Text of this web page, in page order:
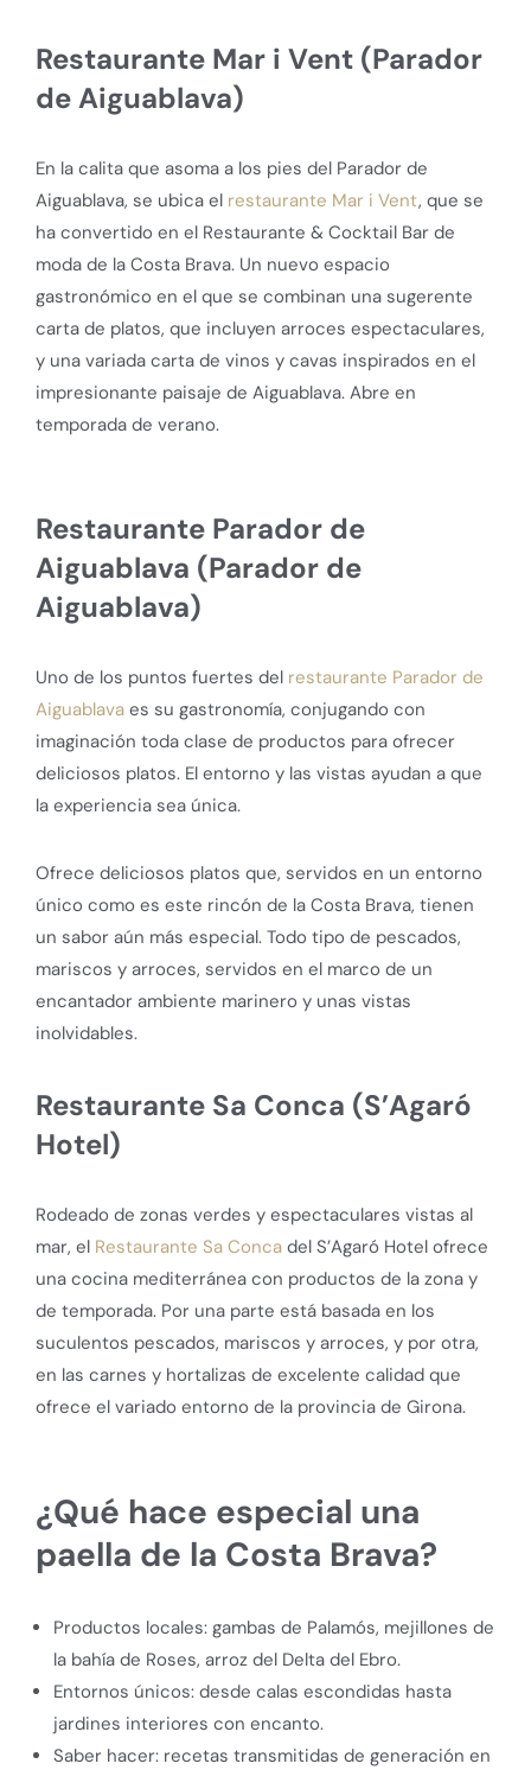
Restaurante Mar i Vent (Parador
de Aiguablava)
En la calita que asoma a los pies del Parador de
Aiguablava, se ubica el restaurante Mar i Vent, que se
ha convertido en el Restaurante & Cocktail Bar de
moda de la Costa Brava. Un nuevo espacio
gastronómico en el que se combinan una sugerente
carta de platos, que incluyen arroces espectaculares,
y una variada carta de vinos y cavas inspirados en el
impresionante paisaje de Aiguablava. Abre en
temporada de verano.
Restaurante Parador de
Aiguablava (Parador de
Aiguablava)
Uno de los puntos fuertes del restaurante Parador de
Aiguablava es su gastronomía, conjugando con
imaginación toda clase de productos para ofrecer
deliciosos platos. El entorno y las vistas ayudan a que
la experiencia sea única.
Ofrece deliciosos platos que, servidos en un entorno
único como es este rincón de la Costa Brava, tienen
un sabor aún más especial. Todo tipo de pescados,
mariscos y arroces, servidos en el marco de un
encantador ambiente marinero y unas vistas
inolvidables.
Restaurante Sa Conca (S’Agaró
Hotel)
Rodeado de zonas verdes y espectaculares vistas al
mar, el Restaurante Sa Conca del S’Agaró Hotel ofrece
una cocina mediterránea con productos de la zona y
de temporada. Por una parte está basada en los
suculentos pescados, mariscos y arroces, y por otra,
en las carnes y hortalizas de excelente calidad que
ofrece el variado entorno de la provincia de Girona.
¿Qué hace especial una
paella de la Costa Brava?
Productos locales: gambas de Palamós, mejillones de
la bahía de Roses, arroz del Delta del Ebro.
Entornos únicos: desde calas escondidas hasta
jardines interiores con encanto.
Saber hacer: recetas transmitidas de generación en